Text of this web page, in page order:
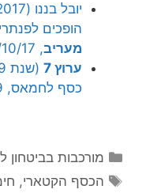
הופכים
מעריב, 1/10/17.
ערוץ 7
כסף לחמאס, 23/1/19.
קטגוריות
מורכבות בביטחון
תגיות
הכסף הקטארי,